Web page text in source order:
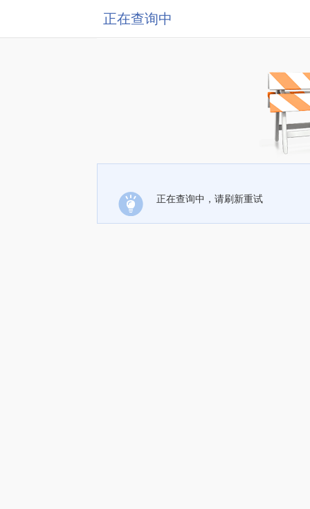
正在查询中
正在查询中，请刷新重试